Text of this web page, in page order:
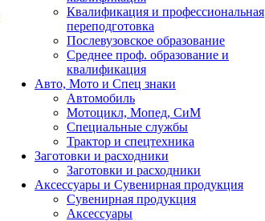
Квалификация и профессиональная
переподготовка
Послевузовское образование
Среднее проф. образование и
квалификация
Авто, Мото и Спец знаки
Автомобиль
Мотоцикл, Мопед, СиМ
Специальные службы
Трактор и спецтехника
Заготовки и расходники
Заготовки и расходники
Аксессуары и Сувенирная продукция
Сувенирная продукция
Аксессуары